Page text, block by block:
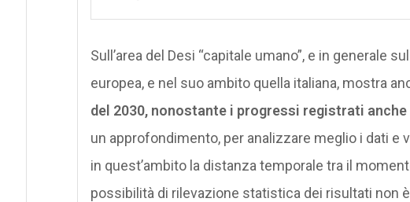
Sull’area del Desi “capitale umano”, e in generale
europea, e nel suo ambito quella italiana, mostra
del 2030, nonostante i progressi registrati anche
un approfondimento, per analizzare meglio i dati e
in quest’ambito la distanza temporale tra il
possibilità di rilevazione statistica dei risultati non